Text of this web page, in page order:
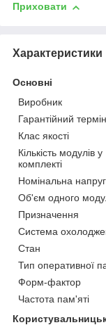
Приховати
Характеристики
Основні
Виробник
Гарантійний термін
Клас якості
Кількість модулів у
комплекті
Номінальна
Об'єм одного
Призначення
Система
Стан
Тип оперативної
Форм-фактор
Частота пам'яті